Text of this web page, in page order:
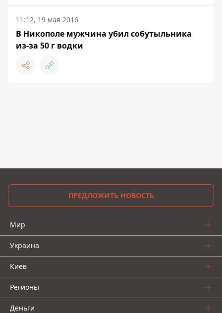
11:12, 19 мая 2016
В Никополе мужчина убил собутыльника
из-за 50 г водки
ПРЕДЛОЖИТЬ НОВОСТЬ
Мир
Украина
Киев
Регионы
Деньги